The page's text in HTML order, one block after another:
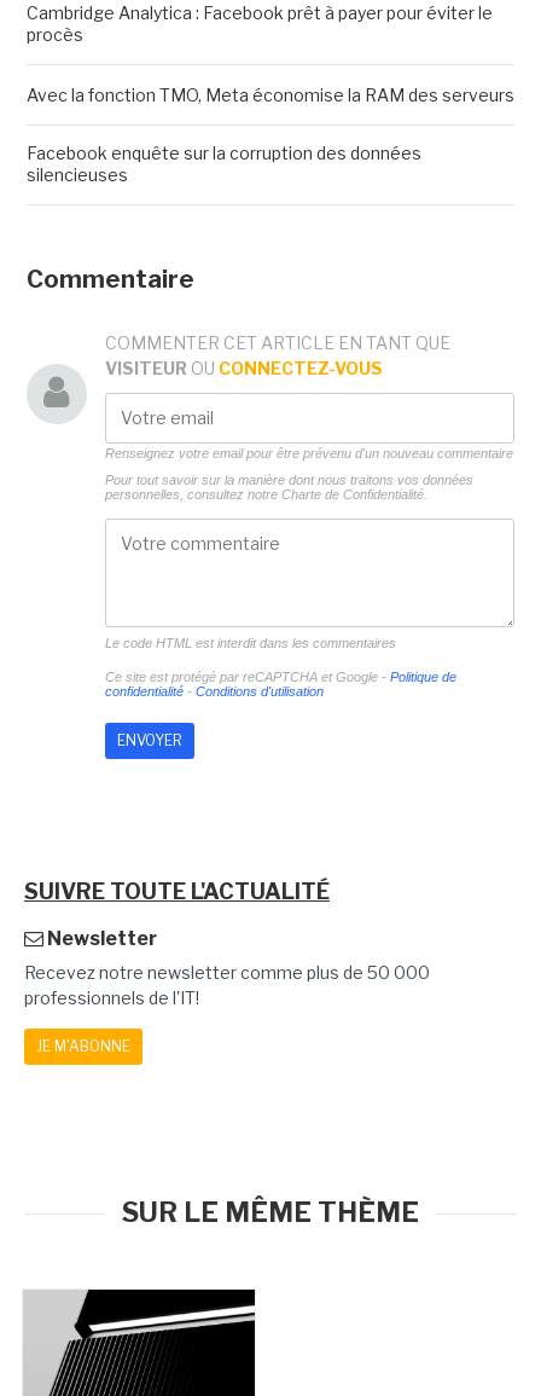
Cambridge Analytica : Facebook prêt à payer pour éviter le
procès
Avec la fonction TMO, Meta économise la RAM des serveurs
Facebook enquête sur la corruption des données
silencieuses
Commentaire
COMMENTER CET ARTICLE EN TANT QUE
VISITEUR OU CONNECTEZ-VOUS
Renseignez votre email pour être prévenu d'un nouveau commentaire
Pour tout savoir sur la manière dont nous traitons vos données
personnelles, consultez notre Charte de Confidentialité.
Le code HTML est interdit dans les commentaires
Ce site est protégé par reCAPTCHA et Google - Politique de
confidentialité- Conditions d'utilisation
SUIVRE TOUTE L'ACTUALITÉ
Newsletter
Recevez notre newsletter comme plus de 50 000
professionnels de l'IT!
JE M'ABONNE
SUR LE MÊME THÈME